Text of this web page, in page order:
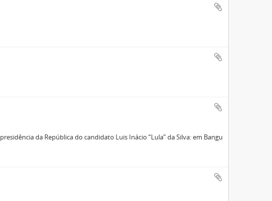
da República do candidato Luis Inácio “Lula” da Silva: em Bangu